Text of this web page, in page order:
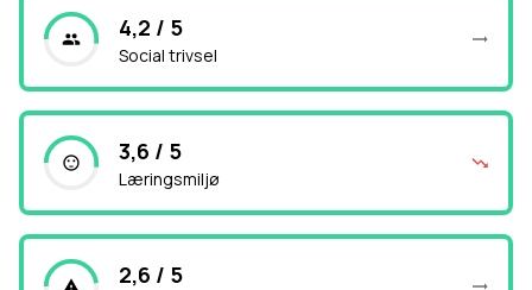
4,2 / 5
Social trivsel
3,6 / 5
Læringsmiljø
2,6 / 5